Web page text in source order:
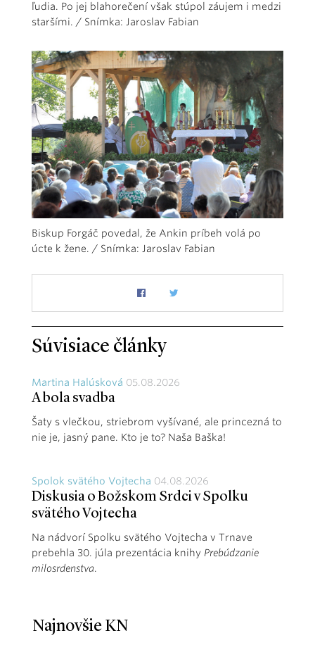
ľudia. Po jej blahorečení však stúpol záujem i medzi
staršími. / Snímka: Jaroslav Fabian
Biskup Forgáč povedal, že Ankin príbeh volá po
úcte k žene. / Snímka: Jaroslav Fabian
Súvisiace články
Martina Halúsková 05.08.2026
A bola svadba
Šaty s vlečkou, striebrom vyšívané, ale princezná to
nie je, jasný pane. Kto je to? Naša Baška!
Spolok svätého Vojtecha 04.08.2026
Diskusia o Božskom Srdci v Spolku
svätého Vojtecha
Na nádvorí Spolku svätého Vojtecha v Trnave
prebehla 30. júla prezentácia knihy Prebúdzanie
milosrdenstva.
Najnovšie KN